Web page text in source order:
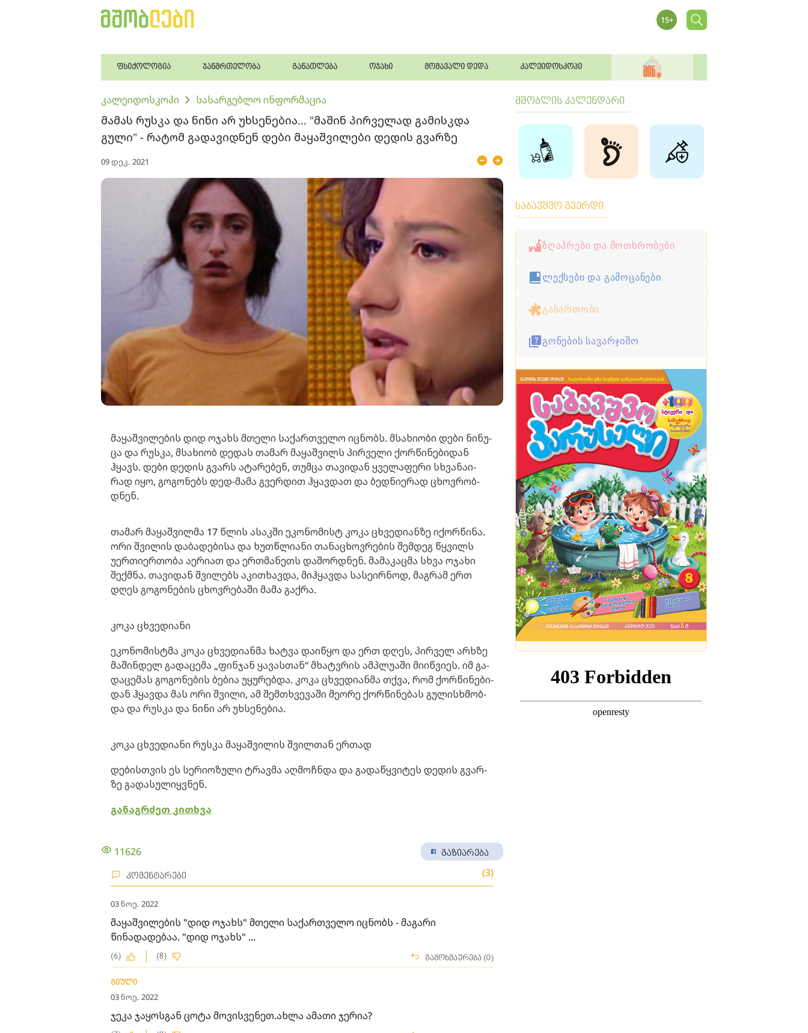
ფსიქოლოგია ჯანმრთელობა განათლება ოჯახი მომავალი დედა კალეიდოსკოპი
კალეიდოსკოპი სასარგებლო ინფორმაცია
მამას რუსკა და ნინი არ უხსენებია... "მაშინ პირველად გამისკდა
გული" - რატომ გადავიდნენ დები მაყაშვილები დედის გვარზე
09 დეკ. 2021
მა­ყაშ­ვი­ლე­ბის დიდ ოჯახს მთე­ლი სა­ქარ­თვე­ლო იც­ნობს. მსა­ხი­ო­ბი დები ნი­ნუ­
ცა და რუს­კა, მსა­ხი­ობ დე­დას თა­მარ მა­ყაშ­ვილს პირ­ვე­ლი ქორ­წი­ნე­ბი­დან
ჰყავს. დები დე­დის გვარს ატა­რე­ბენ, თუმ­ცა თა­ვი­დან ყვე­ლა­ფე­რი სხვა­ნა­ი­
რად იყო, გო­გო­ნებს დედ-მამა გვერ­დით ჰყავ­დათ და ბედ­ნი­ე­რად ცხოვ­რობ­
დნენ.
თა­მარ მა­ყაშ­ვილ­მა 17 წლის ასაკ­ში ეკო­ნო­მისტ კოკა ცხვე­დი­ან­ზე იქორ­წი­ნა.
ორი შვი­ლის და­ბა­დე­ბი­სა და ხუ­თწ­ლი­ა­ნი თა­ნა­ცხოვ­რე­ბის შემ­დეგ წყვილს
უერ­თი­ერ­თო­ბა აე­რი­ათ და ერ­თმა­ნეთს და­შორ­დნენ. მა­მა­კაც­მა სხვა ოჯა­ხი
შექ­მნა. თა­ვი­დან შვი­ლებს აკი­თხავ­და, მიჰ­ყავ­და სა­სე­ირ­ნოდ, მაგ­რამ ერთ
დღეს გო­გო­ნე­ბის ცხოვ­რე­ბა­ში მამა გაქ­რა.
კოკა ცხვე­დი­ა­ნი
ეკო­ნო­მის­ტმა კოკა ცხვე­დი­ან­მა ხატ­ვა და­ი­წყო და ერთ დღეს, პირ­ველ არხზე
მა­შინ­დელ გა­და­ცე­მა „ფინ­ჯან ყა­ვას­თან“ მხატ­ვრის ამ­პლუ­ა­ში მი­იწ­ვი­ეს. იმ გა­
და­ცე­მას გო­გო­ნე­ბის ბე­ბია უყუ­რებ­და. კოკა ცხვე­დი­ან­მა თქვა, რომ ქორ­წი­ნე­ბი­
დან ჰყავ­და მას ორი შვი­ლი, ამ შემ­თხვე­ვა­ში მე­ო­რე ქორ­წი­ნე­ბას გუ­ლის­ხმობ­
და და რუს­კა და ნინი არ უხ­სე­ნე­ბია.
კოკა ცხვე­დი­ა­ნი რუს­კა მა­ყაშ­ვი­ლის შვილ­თან ერ­თად
დე­ბის­თვის ეს სე­რი­ო­ზუ­ლი ტრავ­მა აღ­მოჩ­ნდა და გა­და­წყვი­ტეს დე­დის გვარ­
ზე გა­და­სუ­ლიყ­ვნენ.
განაგრძეთ კითხვა
11626 გაზიარება
კომენტარები (3)
03 ნოე. 2022
მა­ყაშ­ვი­ლე­ბის "დიდ ოჯახს" მთე­ლი სა­ქარ­თვე­ლო იც­ნობს - მაგარი
წინადადებაა. "დიდ ოჯახს" ...
(6) (8) გამოხმაურება (0)
გიული
03 ნოე. 2022
ჯეკა ჯაყოსგან ცოტა მოვისვენეთ.ახლა ამათი ჯერია?
მშობლის კალენდარი
საბავშვო გვერდი
ზღაპრები და მოთხრობები
ლექსები და გამოცანები
გასართობი
გონების სავარჯიშო